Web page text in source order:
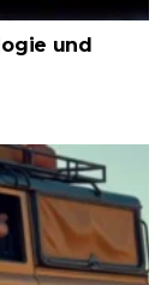
und